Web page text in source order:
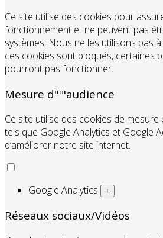
Ce site utilise des cookies pour
fonctionnement et ne peuvent pas
systèmes. Nous ne les utilisons pas
ces cookies sont bloqués, certaines
pourront pas fonctionner.
Mesure d"'"audience
Ce site utilise des cookies de mesure
tels que Google Analytics et Google
d’améliorer notre site internet.
Google Analytics +
Réseaux sociaux/Vidéos